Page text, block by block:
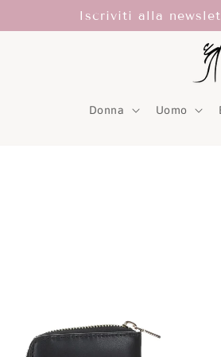
Iscriviti alla
Donna Uomo